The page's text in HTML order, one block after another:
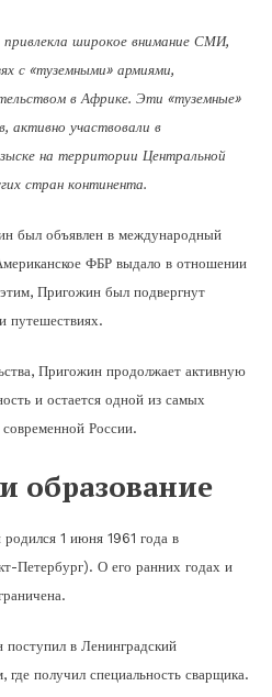
широкое внимание СМИ,
с «туземными» армиями,
в Африке. Эти «туземные»
активно участвовали в
на территории Центральной
стран континента.
был объявлен в международный
ФБР выдало в отношении
Пригожин был подвергнут
путешествиях.
Пригожин продолжает активную
и остается одной из самых
России.
образование
1 июня 1961 года в
Петербург). О его ранних годах и
в Ленинградский
получил специальность сварщика.